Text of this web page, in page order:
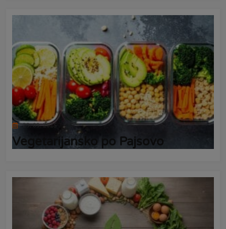
23. 09. 2025
Vegetarijansko po Pajsovo